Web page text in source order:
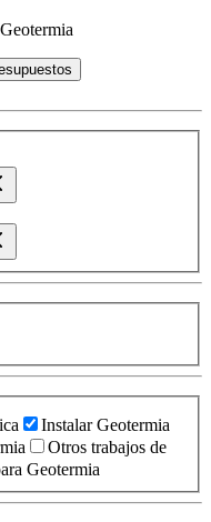
Instalar Geotermia
Otros trabajos de
Geotermia